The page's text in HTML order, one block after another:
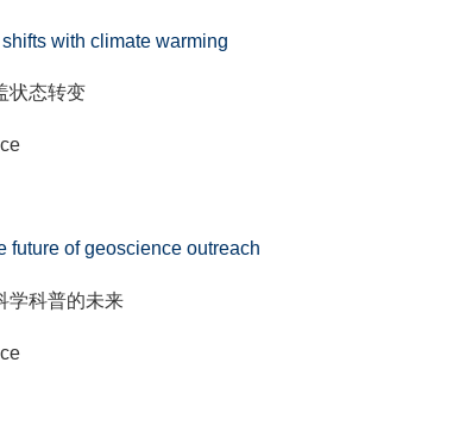
with climate warming
状态转变
future of geoscience outreach
学科普的未来